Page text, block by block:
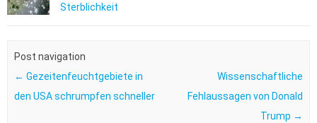
Sterblichkeit
Post navigation
← Gezeitenfeuchtgebiete in
den USA schrumpfen schneller
Wissenschaftliche
Fehlaussagen von Donald
Trump →